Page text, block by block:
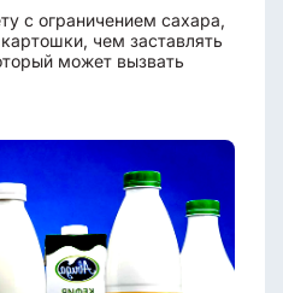
с ограничением сахара,
чем заставлять
может вызвать